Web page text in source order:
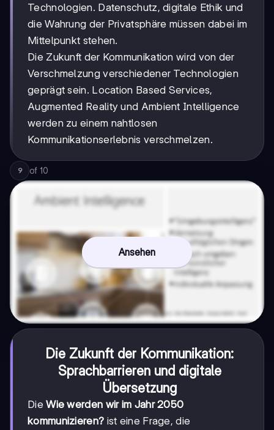
Technologien. Datenschutz, digitale Ethik und
die Wahrung der Privatsphäre müssen dabei im
Mittelpunkt stehen.
Die Zukunft der Kommunikation wird von der
Verschmelzung verschiedener Technologien
geprägt sein. Location Based Services,
Augmented Reality und Ambient Intelligence
werden zu einem nahtlosen
Kommunikationserlebnis verschmelzen.
9 of 10
Ansehen
Die Zukunft der Kommunikation:
Sprachbarrieren und digitale
Übersetzung
DieWie werden wir im Jahr 2050
kommunizieren? ist eine Frage, die